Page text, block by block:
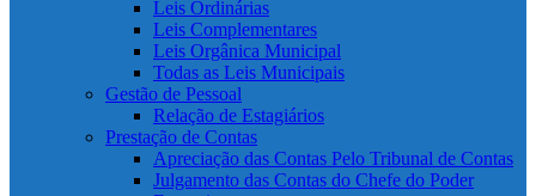
Leis Ordinárias
Leis Complementares
Leis Orgânica Municipal
Todas as Leis Municipais
Gestão de Pessoal
Relação de Estagiários
Prestação de Contas
Apreciação das Contas Pelo Tribunal de Contas
Julgamento das Contas do Chefe do Poder